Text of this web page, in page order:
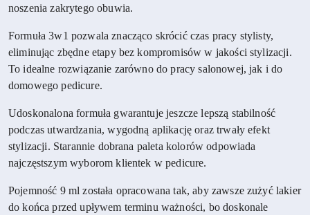
noszenia zakrytego obuwia.
Formuła 3w1 pozwala znacząco skrócić czas pracy stylisty,
eliminując zbędne etapy bez kompromisów w jakości stylizacji.
To idealne rozwiązanie zarówno do pracy salonowej, jak i do
domowego pedicure.
Udoskonalona formuła gwarantuje jeszcze lepszą stabilność
podczas utwardzania, wygodną aplikację oraz trwały efekt
stylizacji. Starannie dobrana paleta kolorów odpowiada
najczęstszym wyborom klientek w pedicure.
Pojemność 9 ml została opracowana tak, aby zawsze zużyć lakier
do końca przed upływem terminu ważności, bo doskonale